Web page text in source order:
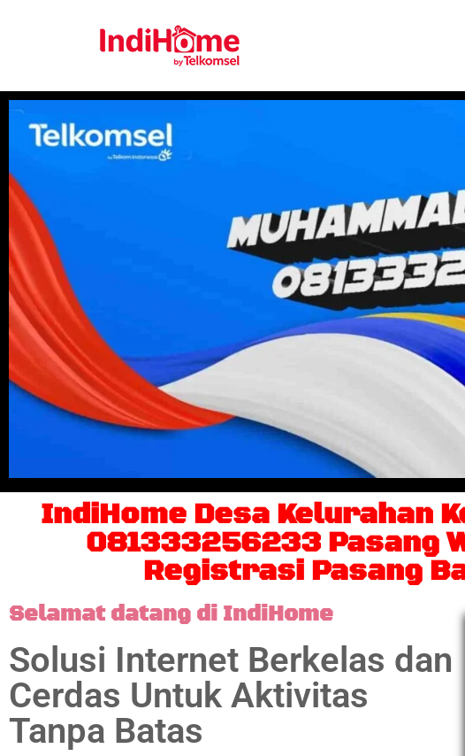
IndiHome Desa Kelurahan
081333256233 Pasang
Registrasi Pasang
Selamat datang di IndiHome
Solusi Internet Berkelas dan
Cerdas Untuk Aktivitas
Tanpa Batas